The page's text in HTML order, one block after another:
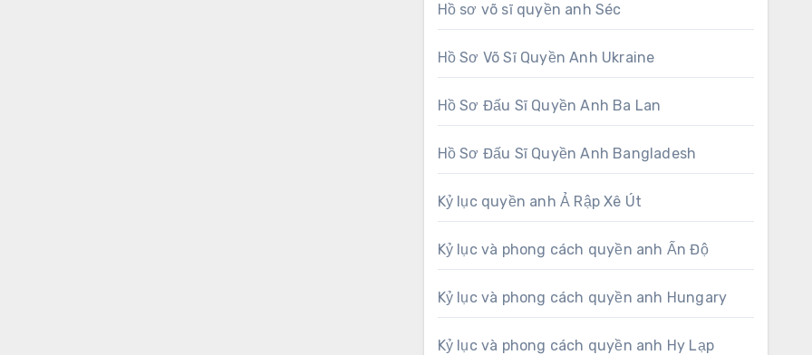
Hồ sơ võ sĩ quyền anh Séc
Hồ Sơ Võ Sĩ Quyền Anh Ukraine
Hồ Sơ Đấu Sĩ Quyền Anh Ba Lan
Hồ Sơ Đấu Sĩ Quyền Anh Bangladesh
Kỷ lục quyền anh Ả Rập Xê Út
Kỷ lục và phong cách quyền anh Ấn Độ
Kỷ lục và phong cách quyền anh Hungary
Kỷ lục và phong cách quyền anh Hy Lạp